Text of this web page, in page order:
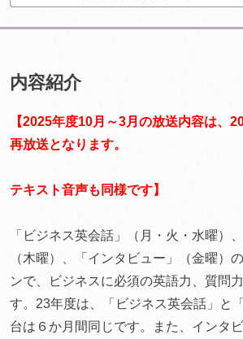
内容紹介
【2025年度10月～3月の放送内容は、
再放送となります。
テキスト音声も同様です】
「ビジネス英会話」（月・火・水曜）
（木曜）、「インタビュー」（金曜）
ンで、ビジネスに必須の英語力、質問
す。23年度は、「ビジネス英会話」と
台は６か月間同じです。また、インタ